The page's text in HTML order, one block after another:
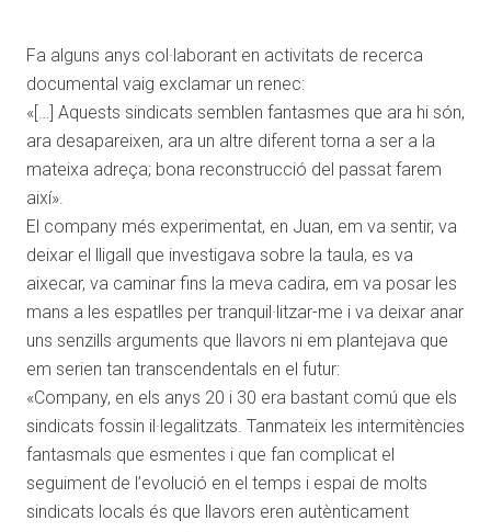
Fa alguns anys col·laborant en activitats de recerca
documental vaig exclamar un renec:
«[…] Aquests sindicats semblen fantasmes que ara hi són,
ara desapareixen, ara un altre diferent torna a ser a la
mateixa adreça; bona reconstrucció del passat farem
així».
El company més experimentat, en Juan, em va sentir, va
deixar el lligall que investigava sobre la taula, es va
aixecar, va caminar fins la meva cadira, em va posar les
mans a les espatlles per tranquil·litzar-me i va deixar anar
uns senzills arguments que llavors ni em plantejava que
em serien tan transcendentals en el futur:
«Company, en els anys 20 i 30 era bastant comú que els
sindicats fossin il·legalitzats. Tanmateix les intermitències
fantasmals que esmentes i que fan complicat el
seguiment de l’evolució en el temps i espai de molts
sindicats locals és que llavors eren autènticament